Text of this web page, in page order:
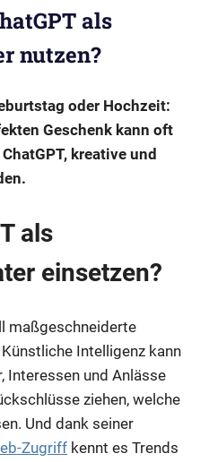
als
nutzen?
oder Hochzeit:
Geschenk kann oft
kreative und
als
einsetzen?
maßgeschneiderte
Intelligenz kann
Interessen und Anlässe
ziehen, welche
Und dank seiner
Zugriff kennt es Trends